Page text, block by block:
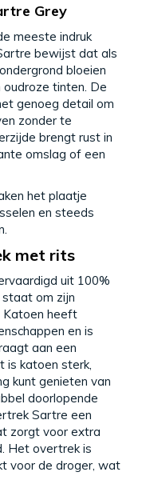
Grey
meeste indruk
bewijst dat als
bloeien
oudroze tinten. De
genoeg detail om
zonder te
brengt rust in
omslag of een
het plaatje
en steeds
met rits
uit 100%
om zijn
Katoen heeft
en is
aan een
is katoen sterk,
kunt genieten van
doorlopende
Sartre een
zorgt voor extra
Het overtrek is
voor de droger, wat